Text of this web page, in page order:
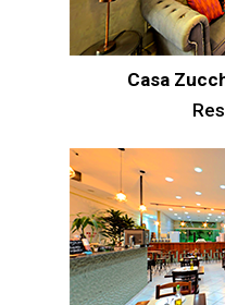
Casa